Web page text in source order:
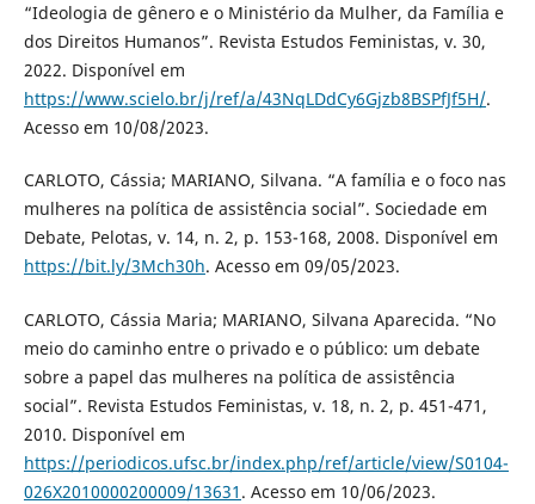
“Ideologia de gênero e o Ministério da Mulher, da Família e
dos Direitos Humanos”. Revista Estudos Feministas, v. 30,
2022. Disponível em
https://www.scielo.br/j/ref/a/43NqLDdCy6Gjzb8BSPfJf5H/.
Acesso em 10/08/2023.
CARLOTO, Cássia; MARIANO, Silvana. “A família e o foco nas
mulheres na política de assistência social”. Sociedade em
Debate, Pelotas, v. 14, n. 2, p. 153-168, 2008. Disponível em
https://bit.ly/3Mch30h. Acesso em 09/05/2023.
CARLOTO, Cássia Maria; MARIANO, Silvana Aparecida. “No
meio do caminho entre o privado e o público: um debate
sobre a papel das mulheres na política de assistência
social”. Revista Estudos Feministas, v. 18, n. 2, p. 451-471,
2010. Disponível em
https://periodicos.ufsc.br/index.php/ref/article/view/S0104-
026X2010000200009/13631 . Acesso em 10/06/2023.